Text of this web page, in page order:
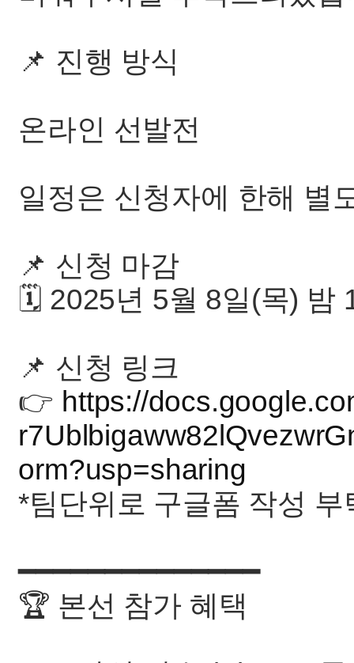
📌 진행 방식
온라인 선발전
일정은 신청자에 한해 별
📌 신청 마감
🗓️ 2025년 5월 8일(목) 밤
📌 신청 링크
👉 https://
orm?usp=sharing
*팀단위로 구글폼 작성 부
━━━━━━━━━━━━━━
🏆 본선 참가 혜택